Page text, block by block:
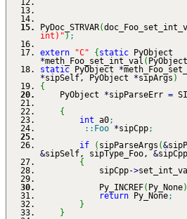
PyDoc_STRVAR(
int)" ) ;
extern
"C" { static PyObject
*meth_Foo_set_int_val ( PyObject
static PyObject *
*sipSelf, PyObject *sipArgs )
{
PyObject *sipParseErr =
{
int a0;
:: Foo *sipCpp;
if
( sipParseArgs (&
&sipSelf, sipType_Foo, &
{
sipCpp->
Py_INCREF( Py_None)
return Py_None;
}
}